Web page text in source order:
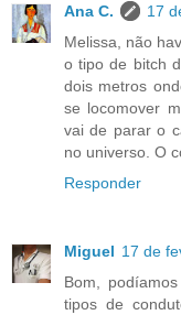
Ana C.
17
Melissa, não
o tipo de bitch
dois metros
se locomover
vai de parar o
no universo. O
Responder
Miguel 17 de
Bom,
tipos de